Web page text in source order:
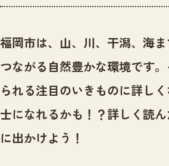
センター紹介TOP
サイトポリシー
プライバシーポリシー
ニュースTOP
市の取組み
いきものガイド
いきものガイドTOP
注目のいきもの
生物多様性のめぐみ
イベント
いきもの調査隊
調査レポート
福岡市は、山、川、干潟、海
つながる自然豊かな環境です。
られる注目のいきものに詳し
士になれるかも！？詳しく読
に出かけよう！